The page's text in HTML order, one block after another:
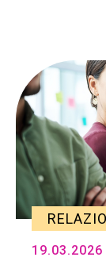
19.03.2026